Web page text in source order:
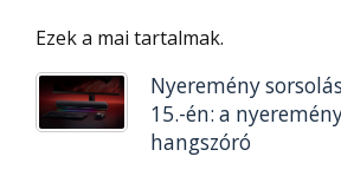
Ezek a mai tartalmak.
Nyeremény
15.-én: a
hangszóró